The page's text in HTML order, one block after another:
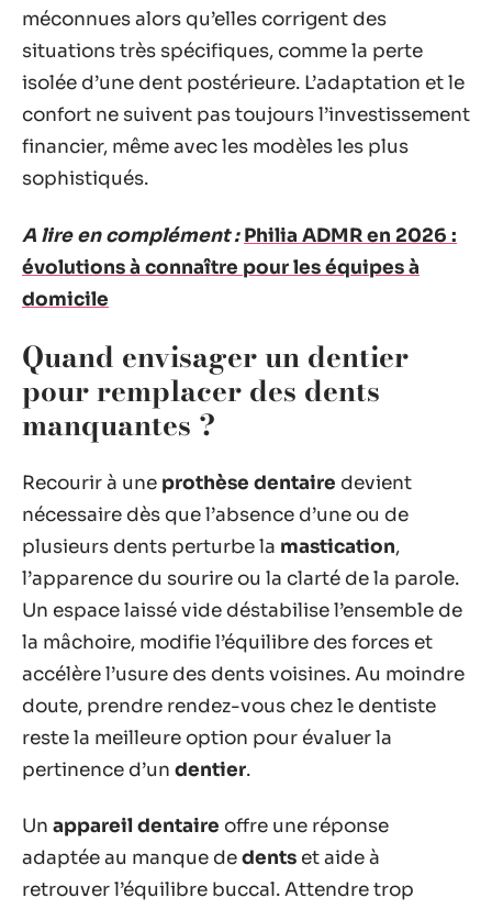
méconnues alors qu’elles corrigent des
situations très spécifiques, comme la perte
isolée d’une dent postérieure. L’adaptation et le
confort ne suivent pas toujours l’investissement
financier, même avec les modèles les plus
sophistiqués.
A lire en complément : Philia ADMR en 2026 :
évolutions à connaître pour les équipes à
domicile
Quand envisager un dentier
pour remplacer des dents
manquantes ?
Recourir à une prothèse dentaire devient
nécessaire dès que l’absence d’une ou de
plusieurs dents perturbe la mastication,
l’apparence du sourire ou la clarté de la parole.
Un espace laissé vide déstabilise l’ensemble de
la mâchoire, modifie l’équilibre des forces et
accélère l’usure des dents voisines. Au moindre
doute, prendre rendez-vous chez le dentiste
reste la meilleure option pour évaluer la
pertinence d’un dentier.
Un appareil dentaire offre une réponse
adaptée au manque dedents et aide à
retrouver l’équilibre buccal. Attendre trop